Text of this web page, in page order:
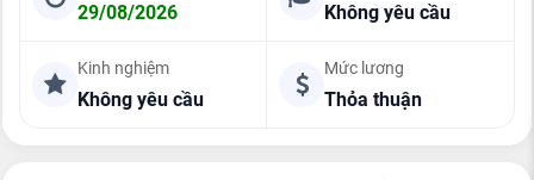
29/08/2026 Không yêu cầu
Kinh nghiệm
Không yêu cầu
Mức lương
Thỏa thuận